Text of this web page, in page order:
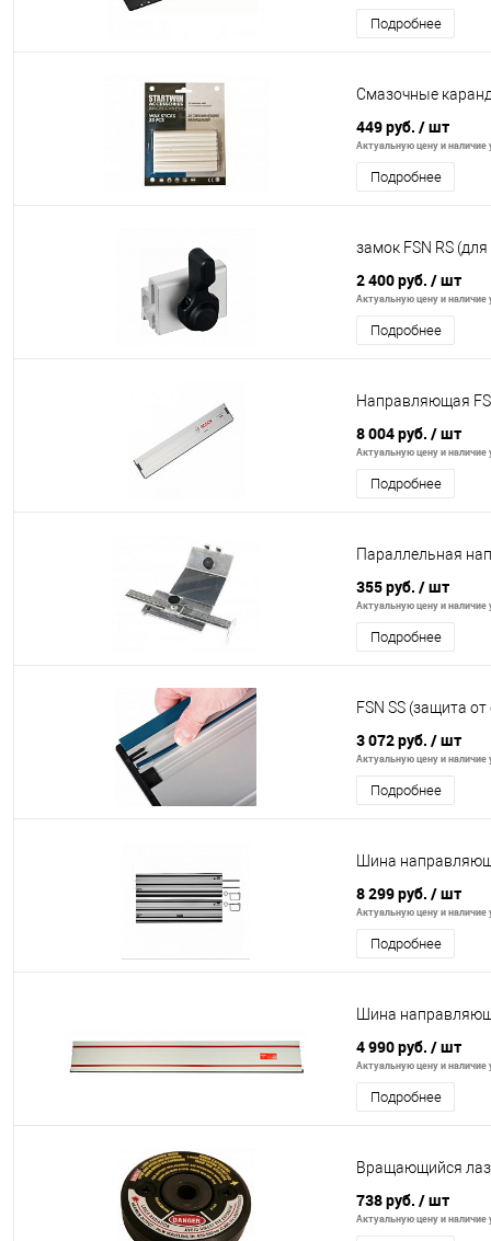
Подробнее
Смазочные
449 руб. / шт
Актуальную цену и наличие
Подробнее
замок FSN RS (для
2 400 руб. / шт
Актуальную цену и наличие
Подробнее
Направляющая
8 004 руб. / шт
Актуальную цену и наличие
Подробнее
Параллельная
355 руб. / шт
Актуальную цену и наличие
Подробнее
FSN SS (защита
3 072 руб. / шт
Актуальную цену и наличие
Подробнее
Шина
8 299 руб. / шт
Актуальную цену и наличие
Подробнее
Шина
4 990 руб. / шт
Актуальную цену и наличие
Подробнее
Вращающийся
738 руб. / шт
Актуальную цену и наличие